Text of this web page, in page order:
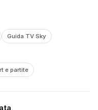
Guida TV Sky
e partite